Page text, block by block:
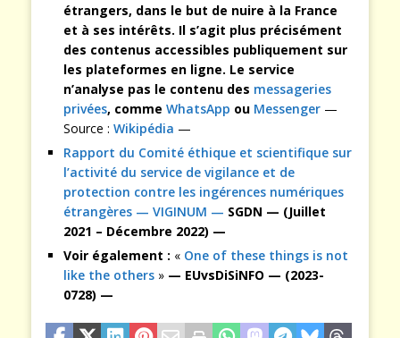
étrangers, dans le but de nuire à la France
et à ses intérêts. Il s’agit plus précisément
des contenus accessibles publiquement sur
les plateformes en ligne. Le service
n’analyse pas le contenu des messageries
privées, comme WhatsApp ou Messenger —
Source : Wikipédia —
Rapport du Comité éthique et scientifique sur
l’activité du service de vigilance et de
protection contre les ingérences numériques
étrangères — VIGINUM — SGDN — (Juillet
2021 – Décembre 2022) —
Voir également : « One of these things is not
like the others » — EUvsDiSiNFO — (2023-
0728) —